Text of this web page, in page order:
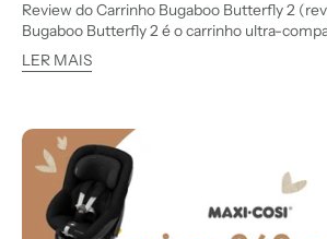
Review do Carrinho Bugaboo Butterfly 2
Bugaboo Butterfly 2 é o carrinho ultra-
ideal para viagens e passeios citadinos,
medidas IATA. Diferente de um carrinho
LER MAIS